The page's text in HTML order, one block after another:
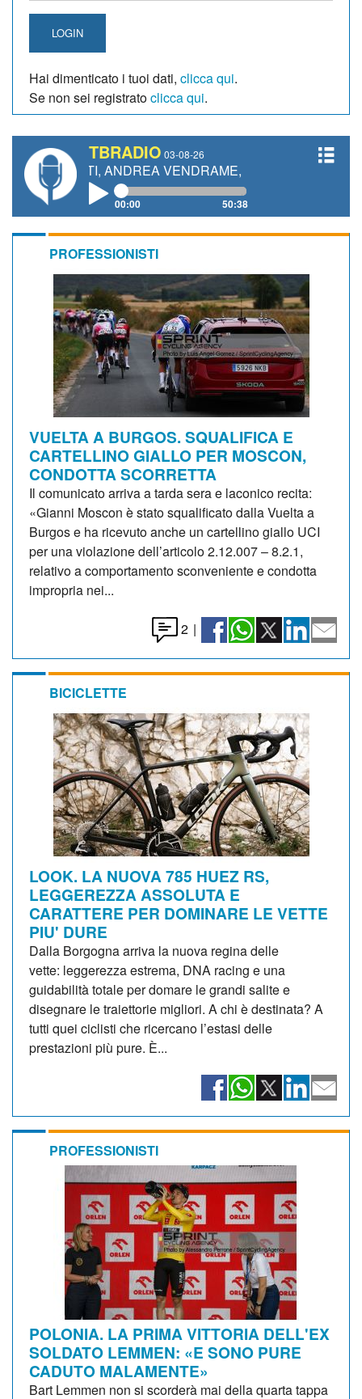
LOGIN
Hai dimenticato i tuoi dati, clicca qui.
Se non sei registratoclicca qui.
TBRADIO 03-08-26
ANDREA VENDRAME, FILIPPO FIORELLI
00:00 50:38
PROFESSIONISTI
VUELTA A BURGOS. SQUALIFICA E
CARTELLINO GIALLO PER MOSCON,
CONDOTTA SCORRETTA
Il comunicato arriva a tarda sera e laconico recita:
«Gianni Moscon è stato squalificato dalla Vuelta a
Burgos e ha ricevuto anche un cartellino giallo UCI
per una violazione dell’articolo 2.12.007 – 8.2.1,
relativo a comportamento sconveniente e condotta
impropria nei...
2 |
BICICLETTE
LOOK. LA NUOVA 785 HUEZ RS,
LEGGEREZZA ASSOLUTA E
CARATTERE PER DOMINARE LE VETTE
PIU' DURE
Dalla Borgogna arriva la nuova regina delle
vette: leggerezza estrema, DNA racing e una
guidabilità totale per domare le grandi salite e
disegnare le traiettorie migliori. A chi è destinata? A
tutti quei ciclisti che ricercano l’estasi delle
prestazioni più pure. È...
PROFESSIONISTI
POLONIA. LA PRIMA VITTORIA DELL'EX
SOLDATO LEMMEN: «E SONO PURE
CADUTO MALAMENTE»
Bart Lemmen non si scorderà mai della quarta tappa